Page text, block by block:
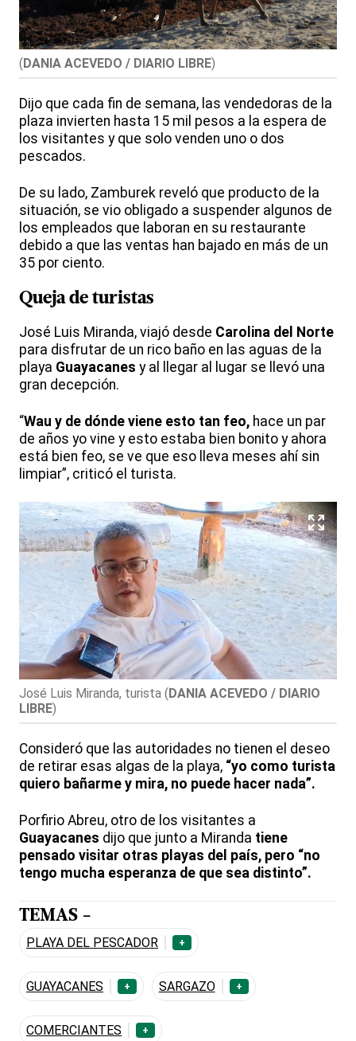
( DANIA ACEVEDO / DIARIO LIBRE)
Dijo que cada fin de semana, las vendedoras de la
plaza invierten hasta 15 mil pesos a la espera de
los visitantes y que solo venden uno o dos
pescados.
De su lado, Zamburek reveló que producto de la
situación, se vio obligado a suspender algunos de
los empleados que laboran en su restaurante
debido a que las ventas han bajado en más de un
35 por ciento.
Queja de turistas
José Luis Miranda, viajó desde Carolina del Norte
para disfrutar de un rico baño en las aguas de la
playa Guayacanes y al llegar al lugar se llevó una
gran decepción.
“Wau y de dónde viene esto tan feo, hace un par
de años yo vine y esto estaba bien bonito y ahora
está bien feo, se ve que eso lleva meses ahí sin
limpiar”, criticó el turista.
José Luis Miranda, turista (DANIA ACEVEDO / DIARIO
LIBRE)
Consideró que las autoridades no tienen el deseo
de retirar esas algas de la playa, “yo como turista
quiero bañarme y mira, no puede hacer nada”.
Porfirio Abreu, otro de los visitantes a
Guayacanes dijo que junto a Miranda tiene
pensado visitar otras playas del país, pero “no
tengo mucha esperanza de que sea distinto”.
TEMAS -
PLAYA DEL PESCADOR +
GUAYACANES + SARGAZO +
COMERCIANTES +